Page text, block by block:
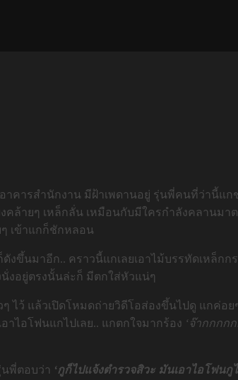
าคารสำนักงาน มีฝ้าเพดานอยู่ รุ่นพี่คนที่ว่านี้แ
คล้ายๆ เหล็กลั่น เหมือนกับมีใครกำลังคลานมา
เข้าแกก็ชักหลอน
งขึ้นมาอีก.. คราวนี้แกเลยเอาไม้บรรทัดเหล็กก
งอยู่ตรงนั้นล่ะก็ มีตกใส่หัวแน่ๆ
ไว้ แล้วเปิดโหมดถ่ายวิดีโอส่องขึ้นไปดู แกค่อย
ไอโฟนแกไปเลย.. แกตกใจมากร้อง ‘จ๊ากกกกก
นพี่ตอบว่า ‘กูก็ไปแจ้งตำรวจสิวะ มันเอาไอโฟนกู